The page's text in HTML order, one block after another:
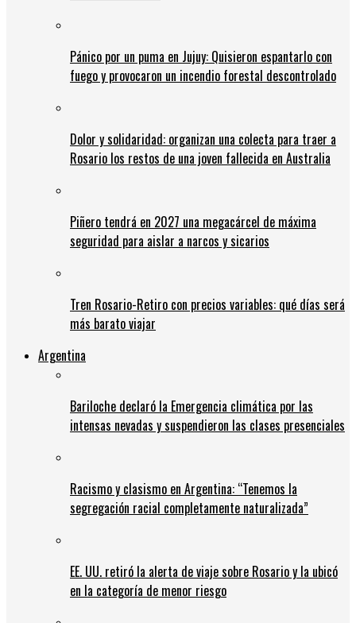
Pánico por un puma en Jujuy: Quisieron espantarlo con
fuego y provocaron un incendio forestal descontrolado
Dolor y solidaridad: organizan una colecta para traer a
Rosario los restos de una joven fallecida en Australia
Piñero tendrá en 2027 una megacárcel de máxima
seguridad para aislar a narcos y sicarios
Tren Rosario-Retiro con precios variables: qué días será
más barato viajar
Argentina
Bariloche declaró la Emergencia climática por las
intensas nevadas y suspendieron las clases presenciales
Racismo y clasismo en Argentina: “Tenemos la
segregación racial completamente naturalizada”
EE. UU. retiró la alerta de viaje sobre Rosario y la ubicó
en la categoría de menor riesgo